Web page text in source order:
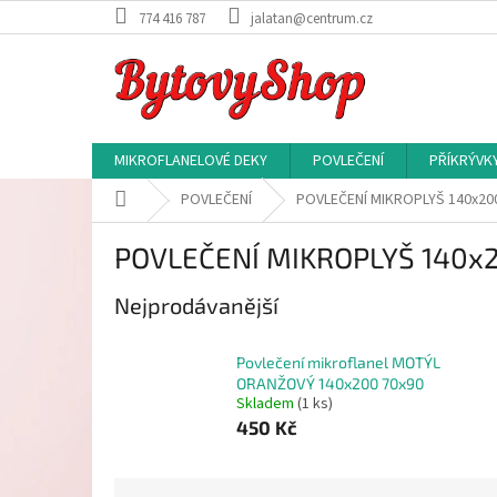
na
774 416 787 jalatan@centrum.cz
MIKROFLANELOVÉ DEKY POVLEČENÍ
Domů POVLEČENÍ POVLEČENÍ MIKROPLYŠ
POVLEČENÍ MIKROPLYŠ
Nejprodávanější
Povlečení mikroflanel MOTÝL
ORANŽOVÝ 140x200 70x90
Skladem (1 ks)
450 Kč